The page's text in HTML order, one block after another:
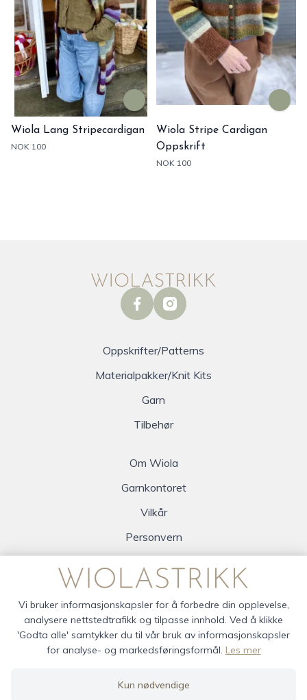
Wiola Lang Stripecardigan
NOK 100
Wiola Stripe Cardigan
Oppskrift
NOK 100
facebookinstagram
Oppskrifter/Patterns
Materialpakker/Knit Kits
Garn
Tilbehør
Om Wiola
Garnkontoret
Vilkår
Personvern
Vi bruker informasjonskapsler for å forbedre din opplevelse,
analysere nettstedtrafikk og tilpasse innhold. Ved å klikke
'Godta alle' samtykker du til vår bruk av informasjonskapsler
for analyse- og markedsføringsformål. Les mer
Kun nødvendige